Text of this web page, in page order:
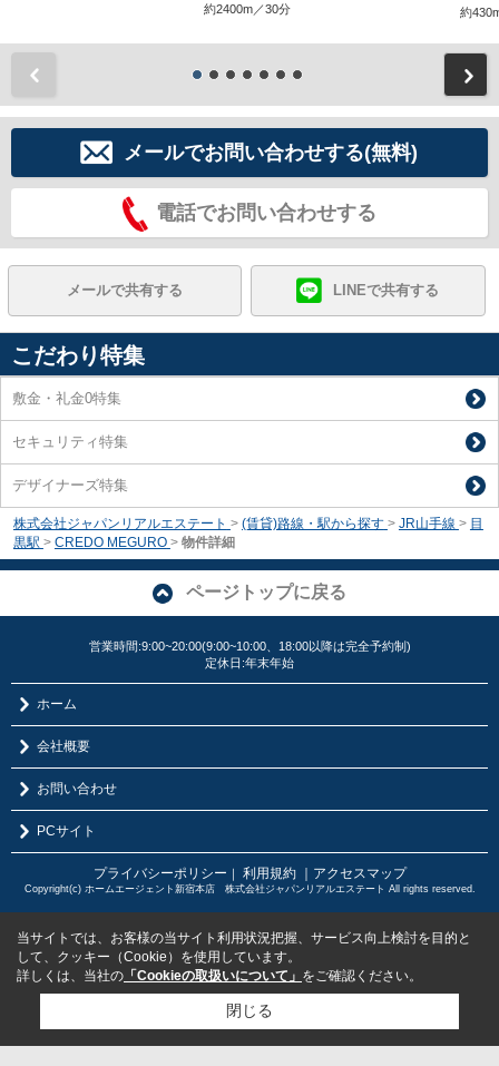
約2400m／30分
約
メールでお問い合わせする(無料)
電話でお問い合わせする
メールで共有する LINEで共有する
こだわり特集
敷金・礼金0特集
セキュリティ特集
デザイナーズ特集
株式会社ジャパンリアルエステート > (賃貸)路線・駅から探す > JR山手線 > 目
黒駅 > CREDO MEGURO > 物件詳細
ページトップに戻る
営業時間:9:00~20:00(9:00~10:00、18:00以降は完全予約制)
定休日:年末年始
ホーム
会社概要
お問い合わせ
PCサイト
プライバシーポリシー ｜ 利用規約 ｜アクセスマップ
Copyright(c) ホームエージェント新宿本店 株式会社ジャパンリアルエステート All rights reserved.
当サイトでは、お客様の当サイト利用状況把握、サービス向上検討を目的と
して、クッキー（Cookie）を使用しています。
詳しくは、当社の 「Cookieの取扱いについて」 をご確認ください。
閉じる